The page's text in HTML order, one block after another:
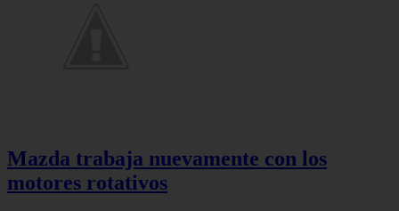
Mazda trabaja nuevamente con los
motores rotativos